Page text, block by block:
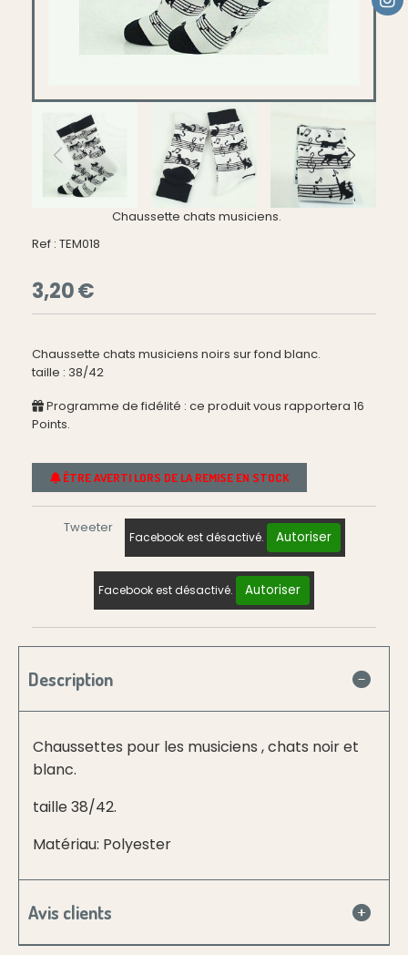
Chaussette chats musiciens.
Ref : TEM018
3,20€
Chaussette chats musiciens noirs sur fond blanc.
taille : 38/42
Programme de fidélité : ce produit vous rapportera 16
Points.
ÊTRE AVERTI LORS DE LA REMISE EN STOCK
Tweeter
Facebook est désactivé. Autoriser
Facebook est désactivé. Autoriser
Description
Chaussettes pour les musiciens , chats noir et
blanc.
taille 38/42.
Matériau: Polyester
Avis clients